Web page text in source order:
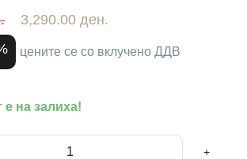
3,290.00 ден.
цените се со вклучено ДДВ
на залиха!
+